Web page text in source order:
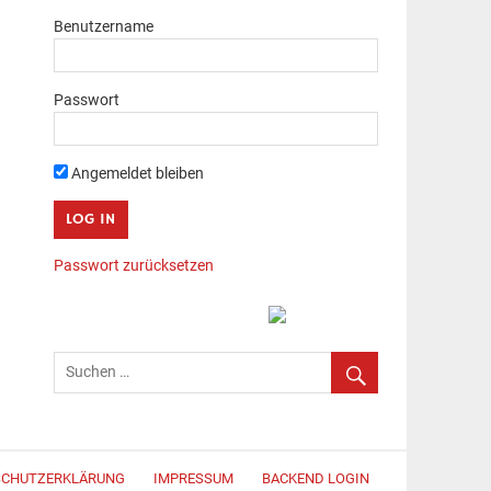
Benutzername
Passwort
Angemeldet bleiben
Passwort zurücksetzen
IMPRESSUM BACKEND LOGIN